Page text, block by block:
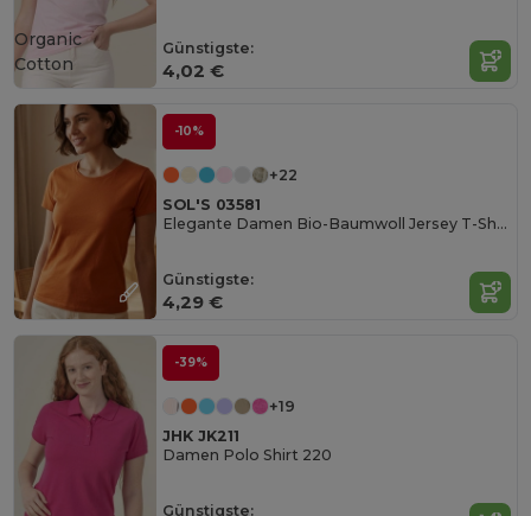
Günstigste:
4,02 €
Organic
Cotton
-10%
+22
SOL'S 03581
Elegante Damen Bio-Baumwoll Jersey T-Shirt
Günstigste:
4,29 €
-39%
+19
JHK JK211
Damen Polo Shirt 220
Günstigste: